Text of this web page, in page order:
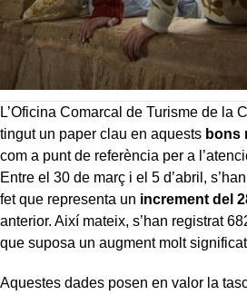
L’Oficina Comarcal de Turisme de la
tingut un paper clau en aquests bons
com a punt de referència per a
Entre el 30 de març i el 5 d’abril,
fet que representa un increment del
anterior. Així mateix, s’han registrat
que suposa un augment molt
Aquestes dades posen en valor la